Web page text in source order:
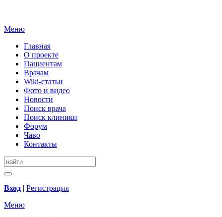
Меню
Главная
О проекте
Пациентам
Врачам
Wiki-статьи
Фото и видео
Новости
Поиск врача
Поиск клиники
Форум
Чаво
Контакты
Вход | Регистрация
Меню